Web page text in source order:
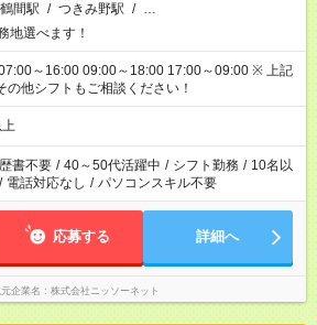
鶴間駅 / つきみ野駅 / …
選べます！
～16:00 09:00～18:00 17:00～09:00 ※ 上記
の他シフトもご相談ください！
書不要 / 40～50代活躍中 / シフト勤務 / 10名以
/ 電話対応なし / パソコンスキル不要
応募する 詳細へ
企業名 株式会社ニッソーネット